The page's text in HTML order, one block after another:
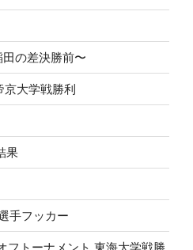
の差決勝前〜
大学戦勝利
果
手フッカー
フトーナメント 東海大学戦勝